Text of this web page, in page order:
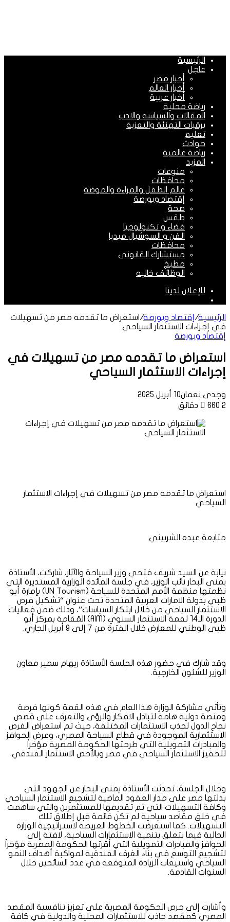
الرئيسية
عاجل
أخبار مصر
أخبار العالم
أخبار عربية
رياضة محلية
المقالات والسياسه والادب
برقيات التهنئة والتعزية
تعليم
حوادث
رياضة عالمية
المزيد
منوعات
محافظات
عالم الطفل والمراءة والموضة
إقتصاد وبورصة
صحة
طقس
فضاء و تكنولوجيا
الفن و السوشيال ميديا
محافظات
مستشارك القانونى
مطبخ
الوظائف خاليه
للإعلان لدينا
الرئيسية/ إقتصاد وبورصة/ استعراض ما تقدمه مصر من تسهيلات
في إجراءات الاستثمار السياحي
إقتصاد وبورصة
استعراض ما تقدمه مصر من تسهيلات في
إجراءات الاستثمار السياحي
وجدى نعمان10 أبريل 2025
660 2 دقائق
استعراض ما تقدمه مصر من تسهيلات في إجراءات الاستثمار
السياحي
متابعة عبده الشربيني
نيابة عن السيد شريف فتحي وزير السياحة والآثار، شاركت، الأستاذة
يمنى البحار نائب الوزير، في جلسة المائدة الوزارية المستديرة التي
نظمتها منظمة الأمم المتحدة للسياحة (UN Tourism) بإمارة أبو
ظبي بدولة الامارات العربية المتحدة تحت عنوان “تشكيل فرص
الاستثمار السياحي من خلال ابتكار السياسات”، وذلك ضمن فعاليات
الدورة الـ14 لقمة الاستثمار السنوي (AIM) المُقامة بمركز أبو
ظبى الوطني للمعارض خلال الفترة من 7 إلى 9 أبريل الجاري.
وقد شارك في حضور هذه الجلسة الأستاذة ريهام سمير معاون
الوزير للشئون الخارجية.
وتأتي مشاركة الوزارة هذا العام في هذه القمة كونها فرصة
ومنصة دولية هامة لتبادل الافكار والرؤى والتعرف على قصص
نجاح الدول لجذب الاستثمارات المختلفة، حيث تم استعراض الفرص
الاستثمارية الموجودة في قطاع السياحة المصري، وعرض الحوافز
والمبادرات التمويلية التي طرحتها الحكومة المصرية مؤخراً
لتحفيز الاستثمار السياحي في مصر وبالأخص الاستثمار الفندقي.
وخلال الجلسة، تحدثت الأستاذة يمنى البحار عن الجهود التي
بذلتها مصر على مدار العقود الماضية لتشجيع الاستثمار السياحي
وكافة التسهيلات التي تم تقديمها للمستثمرين والتي ساهمت
في خلق مقاصد سياحية لم تكن قائمة قبل إطلاق تلك
التسهيلات. كما استعرضت الخطوط العريضة لاستراتيجية الوزارة
الحالية فيما يتعلق بتنمية الاستثمارات السياحية، لافتة إلى
الحوافز والمبادرات التمويلية التي أقرتها الحكومة المصرية مؤخراً
لتشجيع التوسع في بناء الغرف الفندقية لمواكبة أهداف النمو
السياحي واستيعاب الزيادة المتوقعة في عدد السائحين خلال
السنوات القادمة.
وأشارت إلى حرص الحكومة المصرية على تعزيز تنافسية المقصد
المصري كمقصد جاذب للاستثمارات المحلية والدولية في كافة